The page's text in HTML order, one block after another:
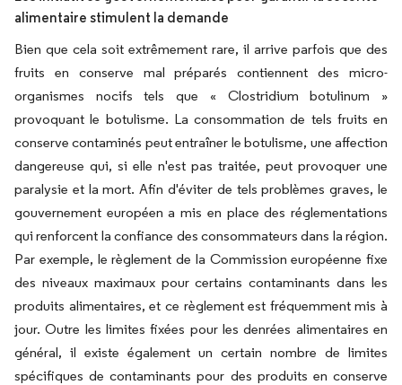
alimentaire stimulent la demande
Bien que cela soit extrêmement rare, il arrive parfois que des
fruits en conserve mal préparés contiennent des micro-
organismes nocifs tels que « Clostridium botulinum »
provoquant le botulisme. La consommation de tels fruits en
conserve contaminés peut entraîner le botulisme, une affection
dangereuse qui, si elle n'est pas traitée, peut provoquer une
paralysie et la mort. Afin d'éviter de tels problèmes graves, le
gouvernement européen a mis en place des réglementations
qui renforcent la confiance des consommateurs dans la région.
Par exemple, le règlement de la Commission européenne fixe
des niveaux maximaux pour certains contaminants dans les
produits alimentaires, et ce règlement est fréquemment mis à
jour. Outre les limites fixées pour les denrées alimentaires en
général, il existe également un certain nombre de limites
spécifiques de contaminants pour des produits en conserve